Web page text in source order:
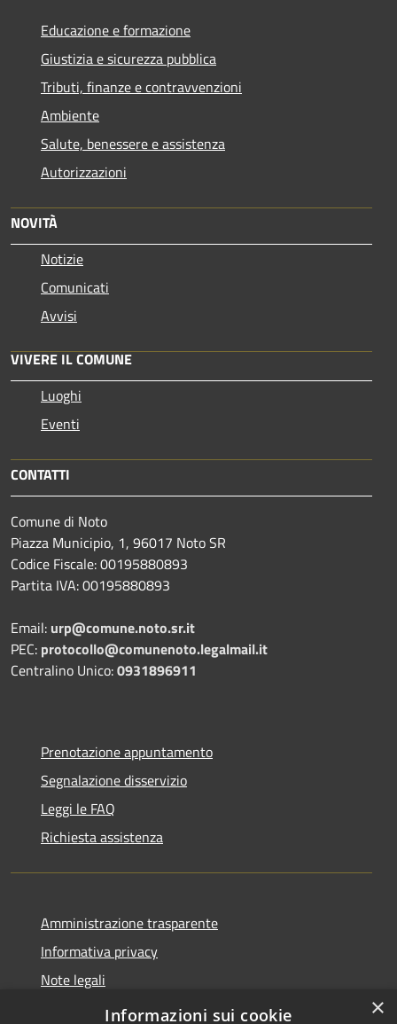
Educazione e formazione
Giustizia e sicurezza pubblica
Tributi, finanze e contravvenzioni
Ambiente
Salute, benessere e assistenza
Autorizzazioni
NOVITÀ
Notizie
Comunicati
Avvisi
VIVERE IL COMUNE
Luoghi
Eventi
CONTATTI
Comune di Noto
Piazza Municipio, 1, 96017 Noto SR
Codice Fiscale: 00195880893
Partita IVA: 00195880893
Email: urp@comune.noto.sr.it
PEC: protocollo@comunenoto.legalmail.it
Centralino Unico:0931896911
Prenotazione appuntamento
Segnalazione disservizio
Leggi le FAQ
Richiesta assistenza
Amministrazione trasparente
Informativa privacy
Note legali
Dichiarazione di accessibilità
×
Informazioni sui cookie